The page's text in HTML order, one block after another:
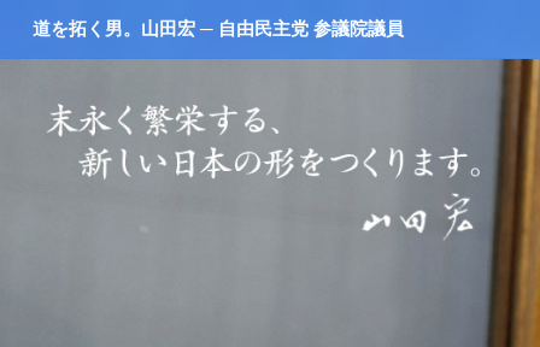
道を拓く男。山田宏 ─ 自由民主党 参議院議員